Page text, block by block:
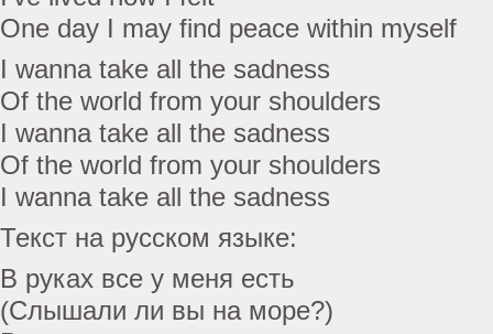
One day I may find peace within myself
I wanna take all the sadness
Of the world from your shoulders
I wanna take all the sadness
Of the world from your shoulders
I wanna take all the sadness
Текст на русском языке:
В руках все у меня есть
(Слышали ли вы на море?)